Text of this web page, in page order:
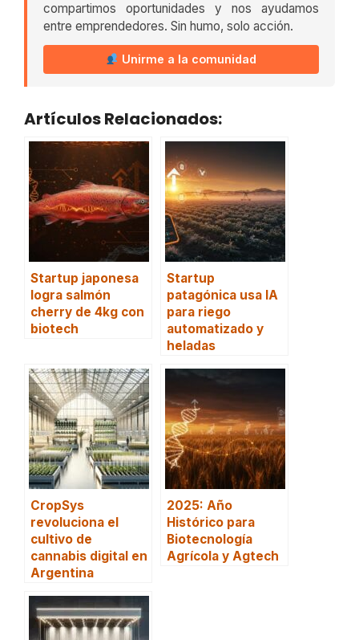
compartimos oportunidades y nos ayudamos
entre emprendedores. Sin humo, solo acción.
Unirme a la comunidad
Artículos Relacionados:
Startup japonesa
logra salmón
cherry de 4kg con
biotech
Startup
patagónica usa IA
para riego
automatizado y
heladas
CropSys
revoluciona el
cultivo de
cannabis digital en
Argentina
2025: Año
Histórico para
Biotecnología
Agrícola y Agtech